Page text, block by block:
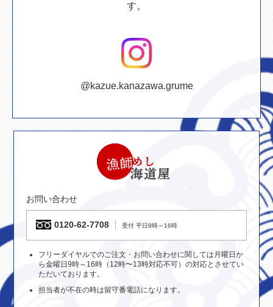
す。
@kazue.kanazawa.grume
お問い合わせ
0120-62-7708 受付 平日9時～16時
フリーダイヤルでのご注文・お問い合わせに関しては月曜日か
ら金曜日9時～16時（12時〜13時対応不可）の対応とさせてい
ただいております。
担当者が不在の時は留守番電話になります。